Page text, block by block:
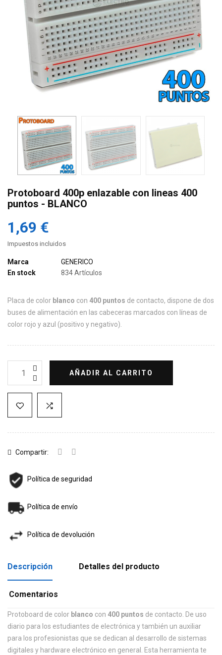
Protoboard 400p enlazable con lineas 400
puntos - BLANCO
1,69 €
Impuestos incluidos
Marca
GENERICO
En stock
834 Artículos
Placa de color blanco con 400 puntos de contacto, dispone de dos
buses de alimentación en las cabeceras marcados con líneas de
color rojo y azul (positivo y negativo).
AÑADIR AL CARRITO
Compartir:
Política de seguridad
Política de envío
Política de devolución
Descripción Detalles del producto
Comentarios
Protoboard de color blanco con 400 puntos de contacto. De uso
diario para los estudiantes de electrónica y también un auxiliar
para los profesionistas que se dedican al desarrollo de sistemas
digitales y hardware electrónico en general. Esta herramienta te